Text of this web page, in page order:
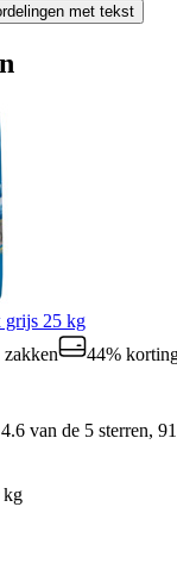
met tekst
grijs 25 kg
44%
van de 5 sterren,
kg